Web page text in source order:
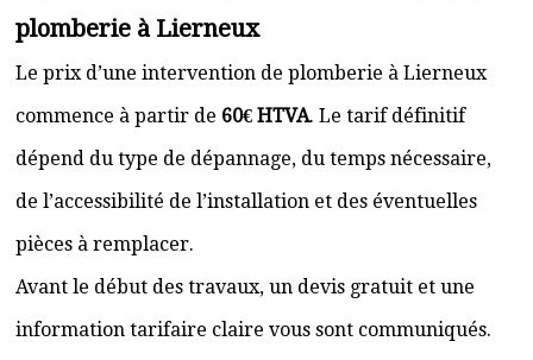
plomberie à Lierneux
Le prix d’une intervention de plomberie à Lierneux
commence à partir de 60€ HTVA. Le tarif définitif
dépend du type de dépannage, du temps nécessaire,
de l’accessibilité de l’installation et des éventuelles
pièces à remplacer.
Avant le début des travaux, un devis gratuit et une
information tarifaire claire vous sont communiqués.